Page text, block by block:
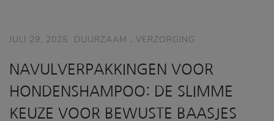
JULI 29, 2025 DUURZAAM . VERZORGING
NAVULVERPAKKINGEN VOOR
HONDENSHAMPOO: DE SLIMME
KEUZE VOOR BEWUSTE BAASJES